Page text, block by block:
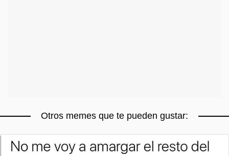
Otros memes que te pueden gustar: